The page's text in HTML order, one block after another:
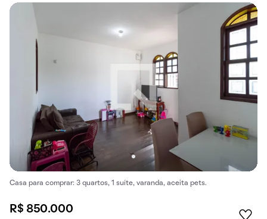
Casa para comprar: 3 quartos, 1 suíte, varanda, aceita pets.
R$ 850.000